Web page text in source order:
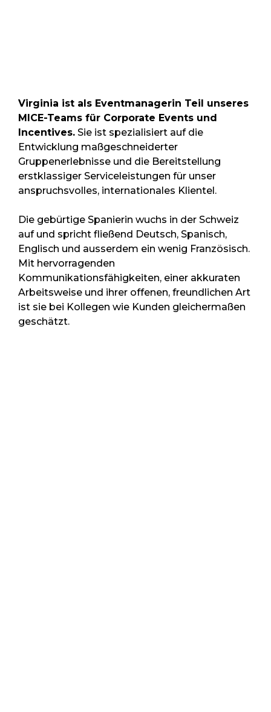
Virginia ist als Eventmanagerin Teil unseres
MICE-Teams für Corporate Events und
Incentives. Sie ist spezialisiert auf die
Entwicklung maßgeschneiderter
Gruppenerlebnisse und die Bereitstellung
erstklassiger Serviceleistungen für unser
anspruchsvolles, internationales Klientel.
Die gebürtige Spanierin wuchs in der Schweiz
auf und spricht fließend Deutsch, Spanisch,
Englisch und ausserdem ein wenig Französisch.
Mit hervorragenden
Kommunikationsfähigkeiten, einer akkuraten
Arbeitsweise und ihrer offenen, freundlichen Art
ist sie bei Kollegen wie Kunden gleichermaßen
geschätzt.